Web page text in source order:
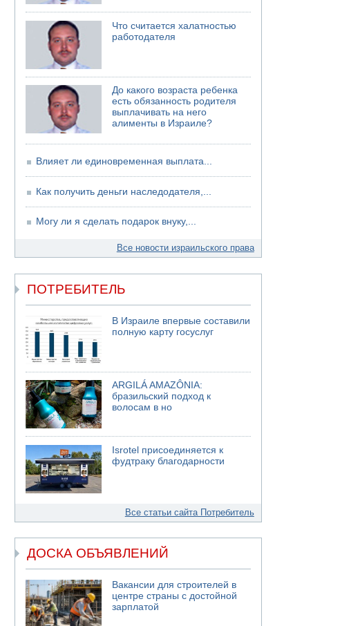
Что считается халатностью
работодателя
До какого возраста ребенка
есть обязанность родителя
выплачивать на него
алименты в Израиле?
Влияет ли единовременная выплата...
Как получить деньги наследодателя,...
Могу ли я сделать подарок внуку,...
Все новости израильского права
ПОТРЕБИТЕЛЬ
В Израиле впервые составили
полную карту госуслуг
ARGILÁ AMAZÔNIA:
бразильский подход к
волосам в но
Isrotel присоединяется к
фудтраку благодарности
Все статьи сайта Потребитель
ДОСКА ОБЪЯВЛЕНИЙ
Вакансии для строителей в
центре страны с достойной
зарплатой